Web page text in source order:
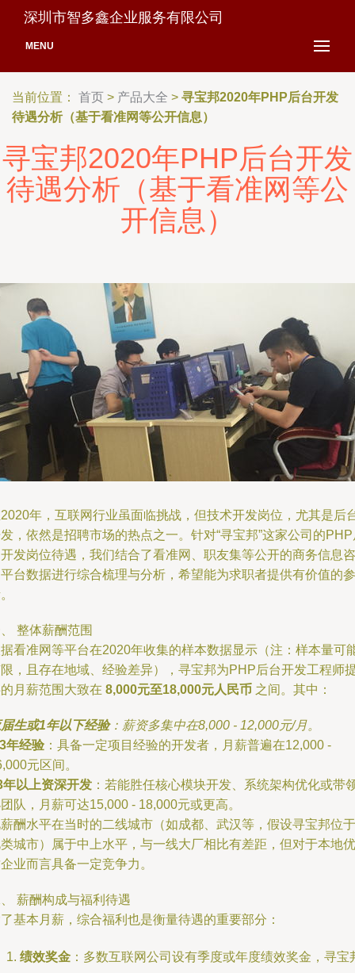
深圳市智多鑫企业服务有限公司
MENU
当前位置： 首页 > 产品大全 > 寻宝邦2020年PHP后台开发
待遇分析（基于看准网等公开信息）
寻宝邦2020年PHP后台开发
待遇分析（基于看准网等公
开信息）
年，互联网行业虽面临挑战，但技术开发岗位，尤其是后
，依然是招聘市场的热点之一。针对“寻宝邦”这家公司的
发岗位待遇，我们结合了看准网、职友集等公开的商务信息咨
台数据进行综合梳理与分析，希望能为求职者提供有价值的参
整体薪酬范围
看准网等平台在2020年收集的样本数据显示（注：样本量可
，且存在地域、经验差异），寻宝邦为PHP后台开发工程师
月薪范围大致在 8,000元至18,000元人民币 之间。其中：
生或1年以下经验：薪资多集中在8,000 - 12,000元/月。
年经验 ：具备一定项目经验的开发者，月薪普遍在12,000 -
元区间。
年以上资深开发 ：若能胜任核心模块开发、系统架构优化或带
队，月薪可达15,000 - 18,000元或更高。
酬水平在当时的二线城市（如成都、武汉等，假设寻宝邦位于
城市）属于中上水平，与一线大厂相比有差距，但对于本地优
业而言具备一定竞争力。
薪酬构成与福利待遇
基本月薪，综合福利也是衡量待遇的重要部分：
绩效奖金 ：多数互联网公司设有季度或年度绩效奖金，寻宝